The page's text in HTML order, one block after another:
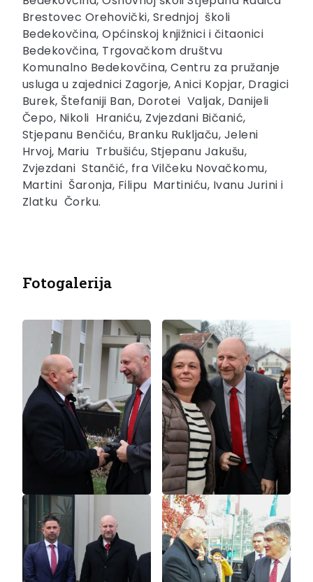
Brestovec Orehovički, Srednjoj školi
Bedekovčina, Općinskoj knjižnici i čitaonici
Bedekovčina, Trgovačkom društvu
Komunalno Bedekovčina, Centru za pružanje
usluga u zajednici Zagorje, Anici Kopjar, Dragici
Burek, Štefaniji Ban, Dorotei Valjak, Danijeli
Čepo, Nikoli Hraniću, Zvjezdani Bičanić,
Stjepanu Benčiću, Branku Rukljaču, Jeleni
Hrvoj, Mariu Trbušiću, Stjepanu Jakušu,
Zvjezdani Stančić, fra Vilčeku Novačkomu,
Martini Šaronja, Filipu Martiniću, Ivanu Jurini i
Zlatku Čorku.
Fotogalerija